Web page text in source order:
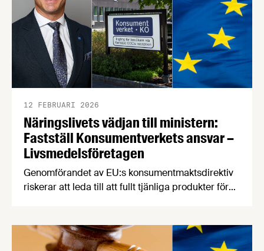
Näringslivets vädjan till ministern:
Fastställ Konsumentverkets ansvar –
Livsmedelsföretagen
12 FEBRUARI 2026
Genomförandet av EU:s konsumentmaktsdirektiv
riskerar att leda till att fullt tjänliga produkter för
näringslivsorganisationer begär nu att
civilminister Erik Slottner ingriper.